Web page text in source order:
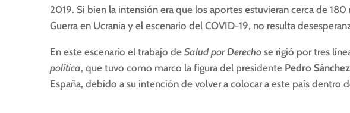
2019. Si bien la intensión era que los aportes estuvieran cerca de
Guerra en Ucrania y el escenario del COVID-19, no resulta
En este escenario el trabajo deSalud por Derecho se rigió por tres
política, que tuvo como marco la figura del presidente Pedro Sánchez
España, debido a su intención de volver a colocar a este país dentro